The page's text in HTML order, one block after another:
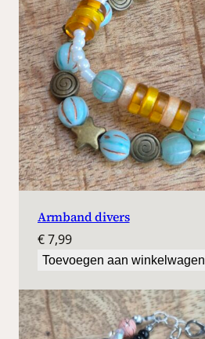
Armband divers
€7,99
Toevoegen aan winkelwagen